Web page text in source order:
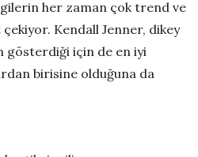
her zaman çok trend ve
çekiyor. Kendall Jenner, dikey
gösterdiği için de en iyi
birisine olduğuna da